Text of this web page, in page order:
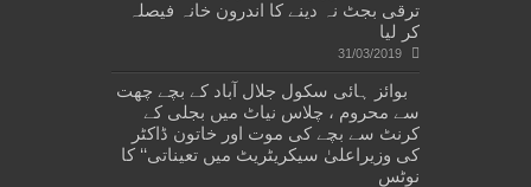
ترقی بجٹ نہ دینے کا اندرون خانہ فیصلہ
کر لیا
31/03/2019
بوائز ہائی سکول جلال آباد کے بچے چھت
سے محروم ، چلاس نیاٹ میں بجلی کے
کرنٹ سے بچے کی موت اور خاتون ڈاکٹر
کی وزیراعلیٰ سیکریٹریٹ میں تعیناتی‘‘ کا
نوٹس